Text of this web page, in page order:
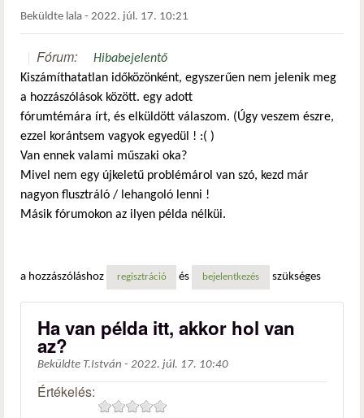
Beküldte lala - 2022. júl. 17. 10:21
Fórum:
Hibabejelentő
Kiszámíthatatlan időközönként, egyszerűen nem jelenik meg
a hozzászólások között. egy adott
fórumtémára írt, és elküldött válaszom. (Úgy veszem észre,
ezzel korántsem vagyok egyedül ! :( )
Van ennek valami műszaki oka?
Mivel nem egy újkeletű problémárol van szó, kezd már
nagyon flusztráló / lehangoló lenni !
Másik fórumokon az ilyen példa nélküi.
a hozzászóláshoz regisztráció és bejelentkezés szükséges
Ha van példa itt, akkor hol van
az?
Beküldte T.István - 2022. júl. 17. 10:40
Értékelés: